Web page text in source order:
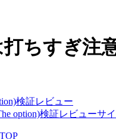
打ちすぎ
検証レビュー
option)検証レビューサ